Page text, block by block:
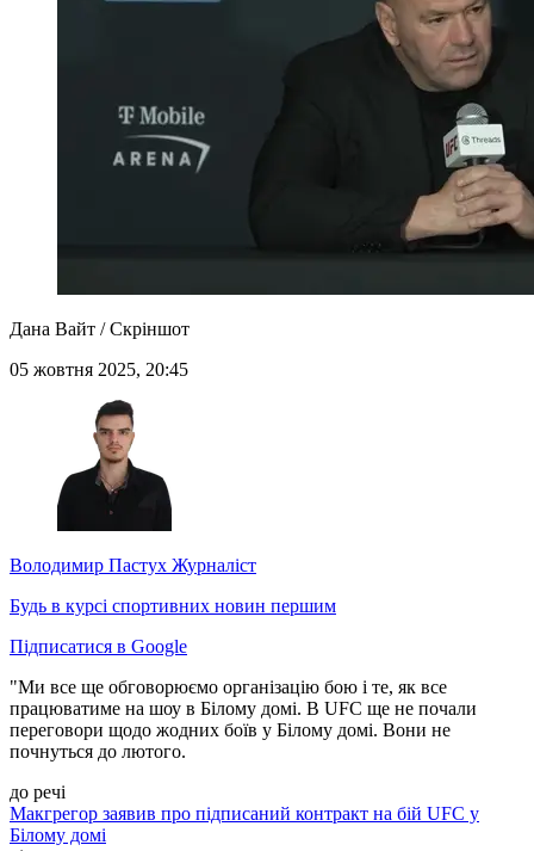
Дана Вайт / Скріншот
05 жовтня 2025, 20:45
Володимир Пастух Журналіст
Будь в курсі спортивних новин першим
Підписатися в Google
"Ми все ще обговорюємо організацію бою і те, як все
працюватиме на шоу в Білому домі. В UFC ще не почали
переговори щодо жодних боїв у Білому домі. Вони не
почнуться до лютого.
до речі
Макгрегор заявив про підписаний контракт на бій UFC у
Білому домі